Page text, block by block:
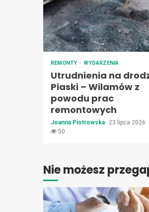
REMONTY WYDARZENIA
Utrudnienia na
Piaski – Wilamów z
powodu prac
remontowych
Joanna Piotrowska
23 lipca 2026
50
Nie możesz